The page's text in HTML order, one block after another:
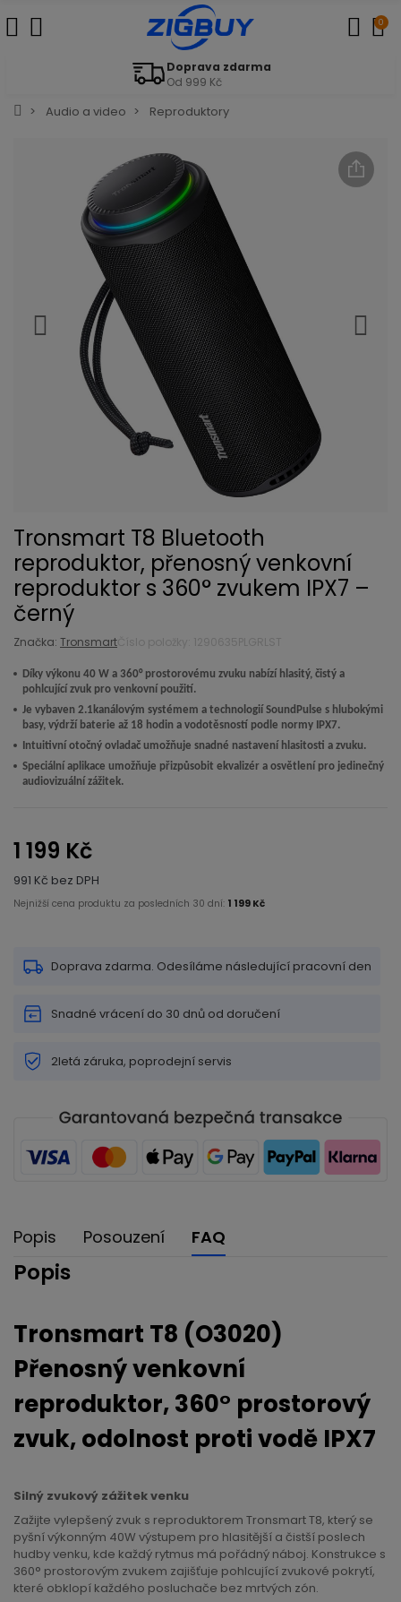
0
Doprava zdarma
Od 999 Kč
Audio a video Reproduktory
Tronsmart T8 Bluetooth
reproduktor, přenosný venkovní
reproduktor s 360° zvukem IPX7 –
černý
Značka: Tronsmart
Díky výkonu 40 W a 360° prostorovému zvuku nabízí hlasitý, čistý a
pohlcující zvuk pro venkovní použití.
Je vybaven 2.1kanálovým systémem a technologií SoundPulse s hlubokými
basy, výdrží baterie až 18 hodin a vodotěsností podle normy IPX7.
Intuitivní otočný ovladač umožňuje snadné nastavení hlasitosti a zvuku.
Speciální aplikace umožňuje přizpůsobit ekvalizér a osvětlení pro jedinečný
audiovizuální zážitek.
1 199 Kč
991 Kč bez DPH
Nejnižší cena produktu za posledních 30 dní: 1 199 Kč
Doprava zdarma. Odesíláme následující pracovní den
Snadné vrácení do 30 dnů od doručení
2letá záruka, poprodejní servis
Popis Posouzení FAQ
Popis
Tronsmart T8 (O3020)
Přenosný venkovní
reproduktor, 360° prostorový
zvuk, odolnost proti vodě IPX7
Silný zvukový zážitek venku
Zažijte vylepšený zvuk s reproduktorem Tronsmart T8, který se
pyšní výkonným 40W výstupem pro hlasitější a čistší poslech
hudby venku, kde každý rytmus má pořádný náboj. Konstrukce s
360° prostorovým zvukem zajišťuje pohlcující zvukové pokrytí,
které obklopí každého posluchače bez mrtvých zón.